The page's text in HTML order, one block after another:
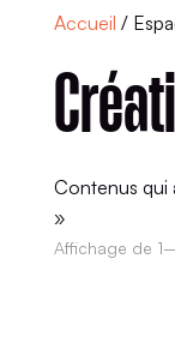
Accueil /
Contenus qui
»
Affichage de